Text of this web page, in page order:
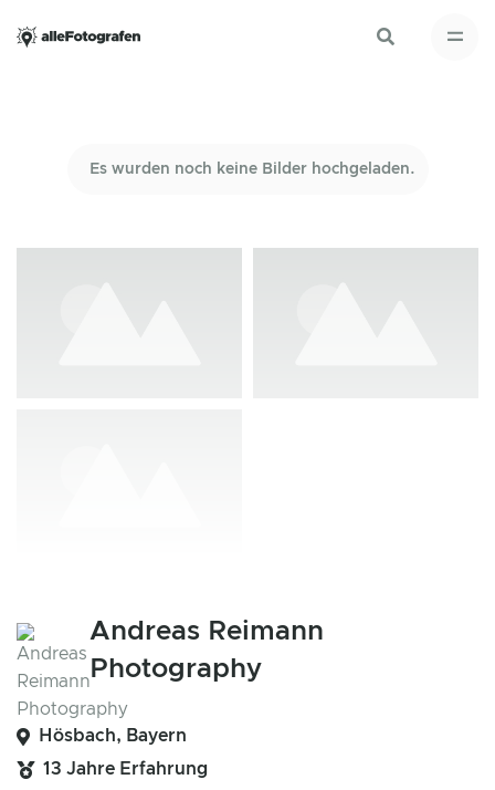
Es wurden noch keine Bilder hochgeladen.
Andreas Reimann
Photography
Hösbach, Bayern
13 Jahre Erfahrung